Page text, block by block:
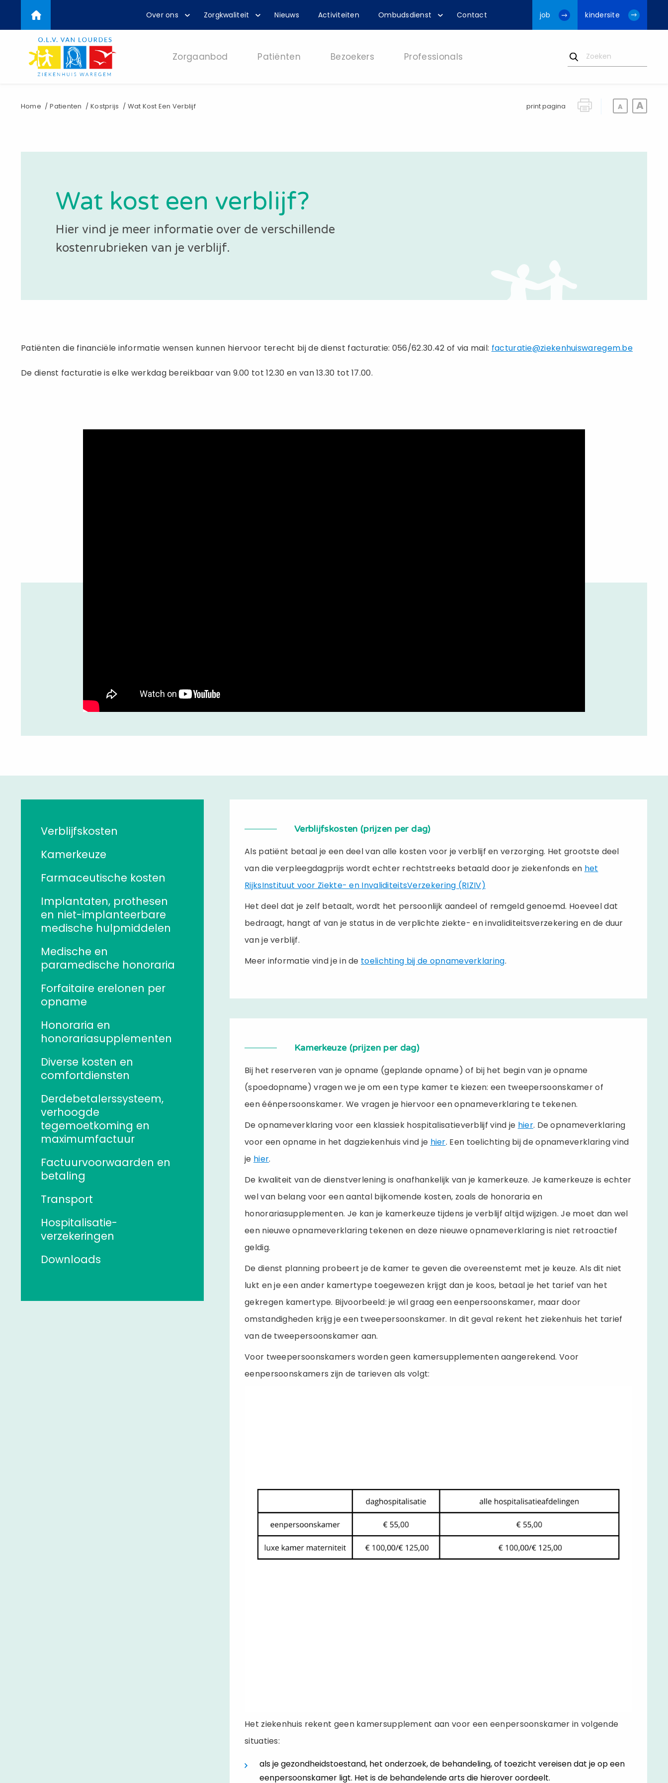
naar
Top
menu
Over ons Zorgkwaliteit Nieuws Activiteiten Ombudsdienst Contact job kindersite
Zorgaanbod Patiënten Bezoekers Professionals
Kruimelpad
Home Patienten Kostprijs Wat Kost Een Verblijf print pagina
Wat kost een verblijf?
Hier vind je meer informatie over de verschillende
kostenrubrieken van je verblijf.
Patiënten die financiële informatie wensen kunnen hiervoor terecht bij de dienst facturatie: 056/62.30.42 of via mail: facturatie@ziekenhuiswaregem.be
De dienst facturatie is elke werkdag bereikbaar van 9.00 tot 12.30 en van 13.30 tot 17.00.
Verblijfskosten
Kamerkeuze
Farmaceutische kosten
Implantaten, prothesen
en niet-implanteerbare
medische hulpmiddelen
Medische en
paramedische honoraria
Forfaitaire erelonen per
opname
Honoraria en
honorariasupplementen
Diverse kosten en
comfortdiensten
Derdebetalerssysteem,
verhoogde
tegemoetkoming en
maximumfactuur
Factuurvoorwaarden en
betaling
Transport
Hospitalisatie-
verzekeringen
Downloads
Verblijfskosten (prijzen per dag)
Als patiënt betaal je een deel van alle kosten voor je verblijf en verzorging. Het grootste deel
van die verpleegdagprijs wordt echter rechtstreeks betaald door je ziekenfonds en het
RijksInstituut voor Ziekte- en InvaliditeitsVerzekering (RIZIV)
Het deel dat je zelf betaalt, wordt het persoonlijk aandeel of remgeld genoemd. Hoeveel dat
bedraagt, hangt af van je status in de verplichte ziekte- en invaliditeitsverzekering en de duur
van je verblijf.
Meer informatie vind je in de toelichting bij de opnameverklaring.
Kamerkeuze (prijzen per dag)
Bij het reserveren van je opname (geplande opname) of bij het begin van je opname
(spoedopname) vragen we je om een type kamer te kiezen: een tweepersoonskamer of
een éénpersoonskamer. We vragen je hiervoor een opnameverklaring te tekenen.
De opnameverklaring voor een klassiek hospitalisatieverblijf vind je hier. De opnameverklaring
voor een opname in het dagziekenhuis vind je hier. Een toelichting bij de opnameverklaring vind
je hier.
De kwaliteit van de dienstverlening is onafhankelijk van je kamerkeuze. Je kamerkeuze is echter
wel van belang voor een aantal bijkomende kosten, zoals de honoraria en
honorariasupplementen. Je kan je kamerkeuze tijdens je verblijf altijd wijzigen. Je moet dan wel
een nieuwe opnameverklaring tekenen en deze nieuwe opnameverklaring is niet retroactief
geldig.
De dienst planning probeert je de kamer te geven die overeenstemt met je keuze. Als dit niet
lukt en je een ander kamertype toegewezen krijgt dan je koos, betaal je het tarief van het
gekregen kamertype. Bijvoorbeeld: je wil graag een eenpersoonskamer, maar door
omstandigheden krijg je een tweepersoonskamer. In dit geval rekent het ziekenhuis het tarief
van de tweepersoonskamer aan.
Voor tweepersoonskamers worden geen kamersupplementen aangerekend. Voor
eenpersoonskamers zijn de tarieven als volgt:
Het ziekenhuis rekent geen kamersupplement aan voor een eenpersoonskamer in volgende
situaties:
als je gezondheidstoestand, het onderzoek, de behandeling, of toezicht vereisen dat je op een
eenpersoonskamer ligt. Het is de behandelende arts die hierover oordeelt.